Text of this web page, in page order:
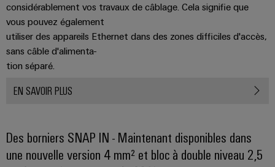
innovantes
pour
les
appareils
Stockage
d'énergie
pour
systèmes
de
Systèmes
et
solutions
décentralisée
de
gestion
migration
Interfaces
d'accès
de
Marshalling
Solutions
Support
technique
PSIRT
techniques
produits
techniques
Actualité
Presse
Contact
Presse
Nos
partenaires
considérablement vos travaux de câblage. Cela signifie que
vous pouvez également
utiliser des appareils Ethernet dans des zones difficiles d'accès,
sans câble d'alimenta-
tion séparé.
EN SAVOIR PLUS
Des borniers SNAP IN - Maintenant disponibles dans
une nouvelle version 4 mm² et bloc à double niveau 2,5